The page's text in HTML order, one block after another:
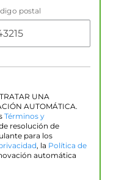
postal
UNA
AUTOMÁTICA.
Términos y
resolución de
para los
, la Política de
automática